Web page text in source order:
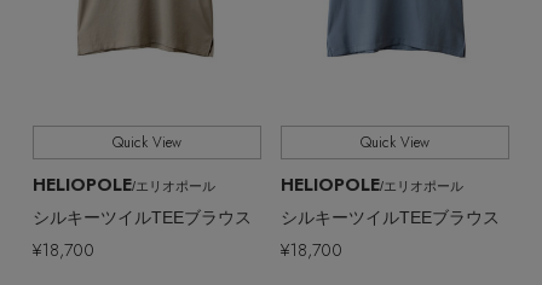
Quick View
HELIOPOLE/エリオポール
シルキーツイルTEEブラウス
¥18,700
Quick View
HELIOPOLE/エリオポール
シルキーツイルTEEブラウス
¥18,700